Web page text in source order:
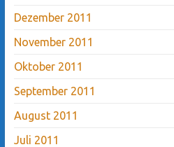
Dezember 2011
November 2011
Oktober 2011
September 2011
August 2011
Juli 2011